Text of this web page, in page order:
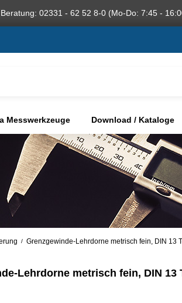
02331 - 62 52 8-0 (Mo-Do: 7:45 -
Messwerkzeuge Download / Kataloge
/ Grenzgewinde-Lehrdorne metrisch fein, DIN 13
Lehrdorne metrisch fein, DIN 13